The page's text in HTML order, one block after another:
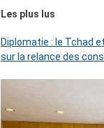
Les plus lus
Diplomatie : le Tchad
sur la relance des